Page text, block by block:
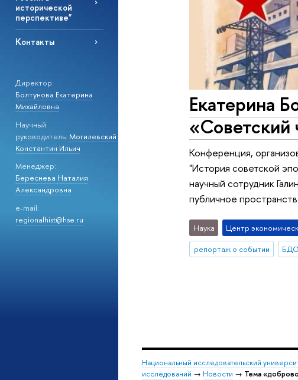
исторической
перспективе"
Контакты
Директор:
Болтунова Екатерина
Михайловна
Научный
руководитель: Могилевский
Константин Ильич
Менеджер:
Береснева Наталия
Александровна
e-mail:
regionalhist@hse.ru
Екатерина
«Советский
Конференция,
"История советской
научный сотрудник
публичное
Наука Центр
репортаж о событии
Национальный исследовательский
исследований → Новости → Тема